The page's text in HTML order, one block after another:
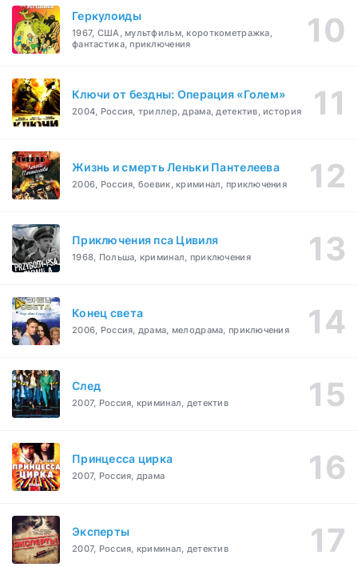
Геркулоиды
1967, США, мультфильм, короткометражка,
фантастика, приключения
Ключи от бездны: Операция «Голем»
2004, Россия, триллер, драма, детектив, история
Жизнь и смерть Леньки Пантелеева
2006, Россия, боевик, криминал, приключения
Приключения пса Цивиля
1968, Польша, криминал, приключения
Конец света
2006, Россия, драма, мелодрама, приключения
След
2007, Россия, криминал, детектив
Принцесса цирка
2007, Россия, драма
Эксперты
2007, Россия, криминал, детектив